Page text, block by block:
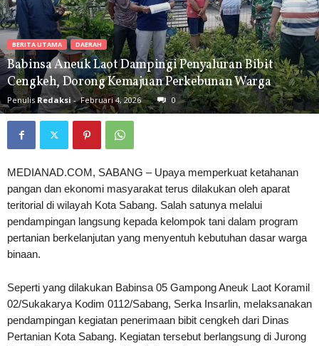
BERITA UTAMA DAERAH
Babinsa Aneuk Laot Dampingi Penyaluran Bibit
Cengkeh, Dorong Kemajuan Perkebunan Warga
Penulis Redaksi - Februari 4, 2026 0
MEDIANAD.COM, SABANG – Upaya memperkuat ketahanan
pangan dan ekonomi masyarakat terus dilakukan oleh aparat
teritorial di wilayah Kota Sabang. Salah satunya melalui
pendampingan langsung kepada kelompok tani dalam program
pertanian berkelanjutan yang menyentuh kebutuhan dasar warga
binaan.
Seperti yang dilakukan Babinsa 05 Gampong Aneuk Laot Koramil
02/Sukakarya Kodim 0112/Sabang, Serka Insarlin, melaksanakan
pendampingan kegiatan penerimaan bibit cengkeh dari Dinas
Pertanian Kota Sabang. Kegiatan tersebut berlangsung di Jurong